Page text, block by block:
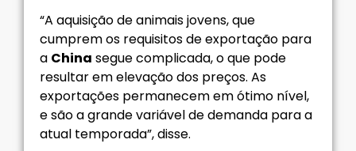
“A aquisição de animais jovens, que
cumprem os requisitos de exportação para
a China segue complicada, o que pode
resultar em elevação dos preços. As
exportações permanecem em ótimo nível,
e são a grande variável de demanda para a
atual temporada”, disse.